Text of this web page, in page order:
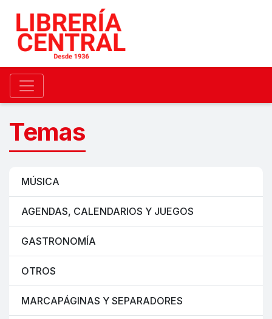
Temas
MÚSICA
AGENDAS, CALENDARIOS Y JUEGOS
GASTRONOMÍA
OTROS
MARCAPÁGINAS Y SEPARADORES